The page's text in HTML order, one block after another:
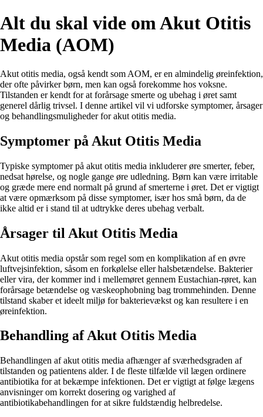
Alt du skal vide om Akut Otitis
Media (AOM)
Akut otitis media, også kendt som AOM, er en almindelig øreinfektion,
der ofte påvirker børn, men kan også forekomme hos voksne.
Tilstanden er kendt for at forårsage smerte og ubehag i øret samt
generel dårlig trivsel. I denne artikel vil vi udforske symptomer, årsager
og behandlingsmuligheder for akut otitis media.
Symptomer på Akut Otitis Media
Typiske symptomer på akut otitis media inkluderer øre smerter, feber,
nedsat hørelse, og nogle gange øre udledning. Børn kan være irritable
og græde mere end normalt på grund af smerterne i øret. Det er vigtigt
at være opmærksom på disse symptomer, især hos små børn, da de
ikke altid er i stand til at udtrykke deres ubehag verbalt.
Årsager til Akut Otitis Media
Akut otitis media opstår som regel som en komplikation af en øvre
luftvejsinfektion, såsom en forkølelse eller halsbetændelse. Bakterier
eller vira, der kommer ind i mellemøret gennem Eustachian-røret, kan
forårsage betændelse og væskeophobning bag trommehinden. Denne
tilstand skaber et ideelt miljø for bakterievækst og kan resultere i en
øreinfektion.
Behandling af Akut Otitis Media
Behandlingen af akut otitis media afhænger af sværhedsgraden af
tilstanden og patientens alder. I de fleste tilfælde vil lægen ordinere
antibiotika for at bekæmpe infektionen. Det er vigtigt at følge lægens
anvisninger om korrekt dosering og varighed af
antibiotikabehandlingen for at sikre fuldstændig helbredelse.